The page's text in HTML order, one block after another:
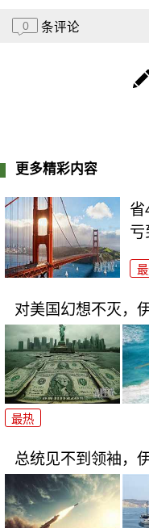
0 条评论
更多精彩内容
省
亏
对美国幻想不灭，
最热
总统见不到领袖，